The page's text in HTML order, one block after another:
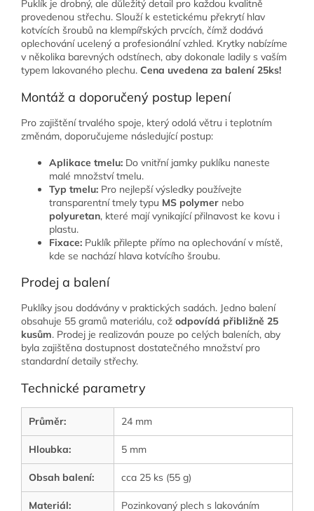
Puklík je drobný, ale důležitý detail pro každou kvalitně
provedenou střechu. Slouží k estetickému překrytí hlav
kotvících šroubů na klempířských prvcích, čímž dodává
oplechování ucelený a profesionální vzhled. Krytky nabízíme
v několika barevných odstínech, aby dokonale ladily s vaším
typem lakovaného plechu. Cena uvedena za balení 25ks!
Montáž a doporučený postup lepení
Pro zajištění trvalého spoje, který odolá větru i teplotním
změnám, doporučujeme následující postup:
Aplikace tmelu: Do vnitřní jamky puklíku naneste
malé množství tmelu.
Typ tmelu: Pro nejlepší výsledky používejte
transparentní tmely typu MS polymer nebo
polyuretan, které mají vynikající přilnavost ke kovu i
plastu.
Fixace: Puklík přilepte přímo na oplechování v místě,
kde se nachází hlava kotvícího šroubu.
Prodej a balení
Puklíky jsou dodávány v praktických sadách. Jedno balení
obsahuje 55 gramů materiálu, což odpovídá přibližně 25
kusům. Prodej je realizován pouze po celých baleních, aby
byla zajištěna dostupnost dostatečného množství pro
standardní detaily střechy.
Technické parametry
Průměr: 24 mm
Hloubka: 5 mm
Obsah balení: cca 25 ks (55 g)
Materiál: Pozinkovaný plech s lakováním